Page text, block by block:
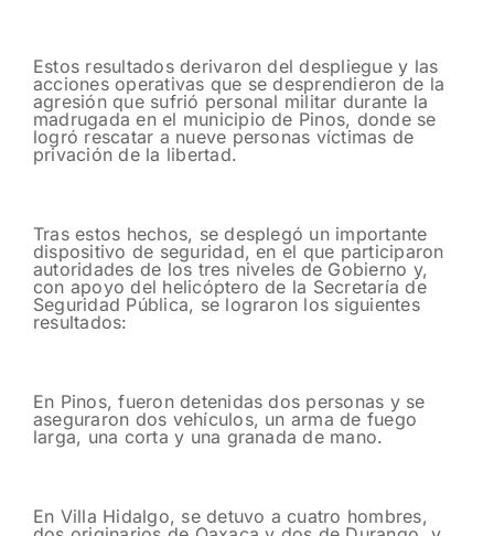
Estos resultados derivaron del despliegue y las
acciones operativas que se desprendieron de la
agresión que sufrió personal militar durante la
madrugada en el municipio de Pinos, donde se
logró rescatar a nueve personas víctimas de
privación de la libertad.
Tras estos hechos, se desplegó un importante
dispositivo de seguridad, en el que participaron
autoridades de los tres niveles de Gobierno y,
con apoyo del helicóptero de la Secretaría de
Seguridad Pública, se lograron los siguientes
resultados:
En Pinos, fueron detenidas dos personas y se
aseguraron dos vehículos, un arma de fuego
larga, una corta y una granada de mano.
En Villa Hidalgo, se detuvo a cuatro hombres,